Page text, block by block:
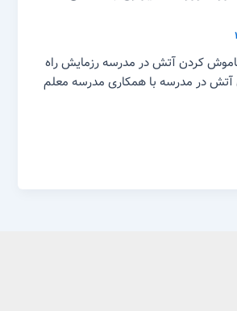
کردن آتش در مدرسه رزمایش راه
در مدرسه با همکاری مدرسه معلم